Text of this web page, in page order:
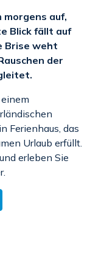
morgens auf,
Blick fällt auf
Brise weht
der
Ferienhaus, das
Urlaub erfüllt.
erleben Sie